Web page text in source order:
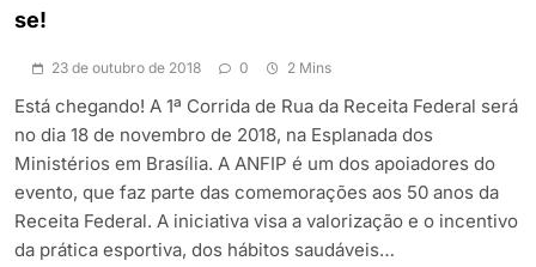
se!
23 de outubro de 2018 0 2 Mins
Está chegando! A 1ª Corrida de Rua da Receita Federal será
no dia 18 de novembro de 2018, na Esplanada dos
Ministérios em Brasília. A ANFIP é um dos apoiadores do
evento, que faz parte das comemorações aos 50 anos da
Receita Federal. A iniciativa visa a valorização e o incentivo
da prática esportiva, dos hábitos saudáveis…